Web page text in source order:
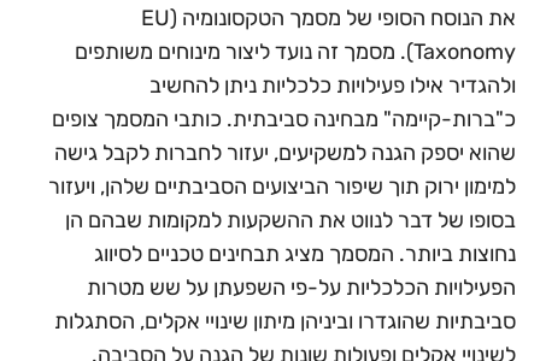
את הנוסח הסופי של מסמך הטקסונומיה (EU
Taxonomy). מסמך זה נועד ליצור מינוחים משותפים
ולהגדיר אילו פעילויות כלכליות ניתן להחשיב
כ"ברות-קיימה" מבחינה סביבתית. כותבי המסמך צופים
שהוא יספק הגנה למשקיעים, יעזור לחברות לקבל גישה
למימון ירוק תוך שיפור הביצועים הסביבתיים שלהן, ויעזור
בסופו של דבר לנווט את ההשקעות למקומות שבהם הן
נחוצות ביותר. המסמך מציג תבחינים טכניים לסיווג
הפעילויות הכלכליות על-פי השפעתן על שש מטרות
סביבתיות שהוגדרו וביניהן מיתון שינויי אקלים, הסתגלות
לשינויי אקלים ופעולות שונות של הגנה על הסביבה.